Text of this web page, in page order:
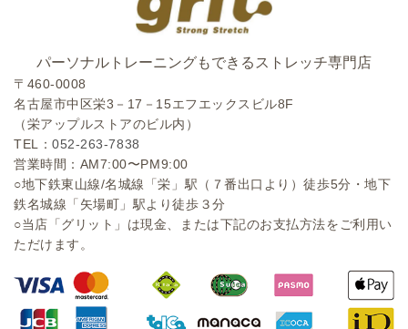
パーソナルトレーニングもできるストレッチ専門店
〒460-0008
名古屋市中区栄3－17－15エフエックスビル8F
（栄アップルストアのビル内）
TEL：052-263-7838
営業時間：AM7:00〜PM9:00
○地下鉄東山線/名城線「栄」駅（７番出口より）徒歩5分・地下
鉄名城線「矢場町」駅より徒歩３分
○当店「グリット」は現金、または下記のお支払方法をご利用い
ただけます。